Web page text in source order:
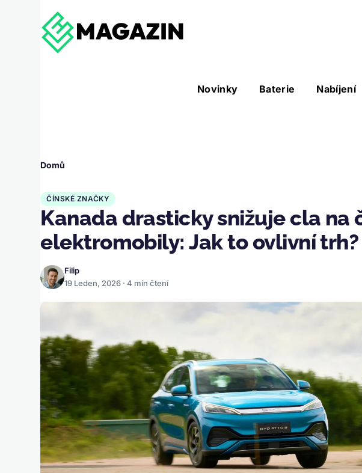
Hlavní
Novinky Baterie Nabíjení
Nástroje sub-navigation
Drobečková
navigace
Domů
ČÍNSKÉ ZNAČKY
Kanada drasticky snižuje cla na
elektromobily: Jak to ovlivní trh?
Filip
19 Leden, 2026 · 4 min čtení